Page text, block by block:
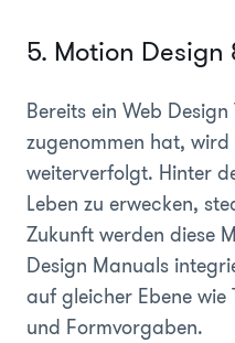
5. Motion
Bereits ein Web
zugenommen hat,
weiterverfolgt. Hinter
Leben zu erwecken,
Zukunft werden diese
Design Manuals
auf gleicher Ebene
und Formvorgaben.